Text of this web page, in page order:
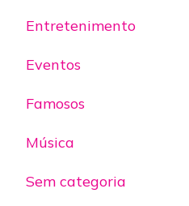
Entretenimento
Eventos
Famosos
Música
Sem categoria